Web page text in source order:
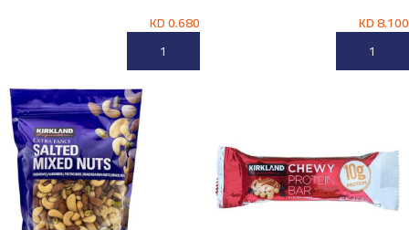
KD8.100
إضافة إلى السلة
KD0.680
إضافة إلى السلة